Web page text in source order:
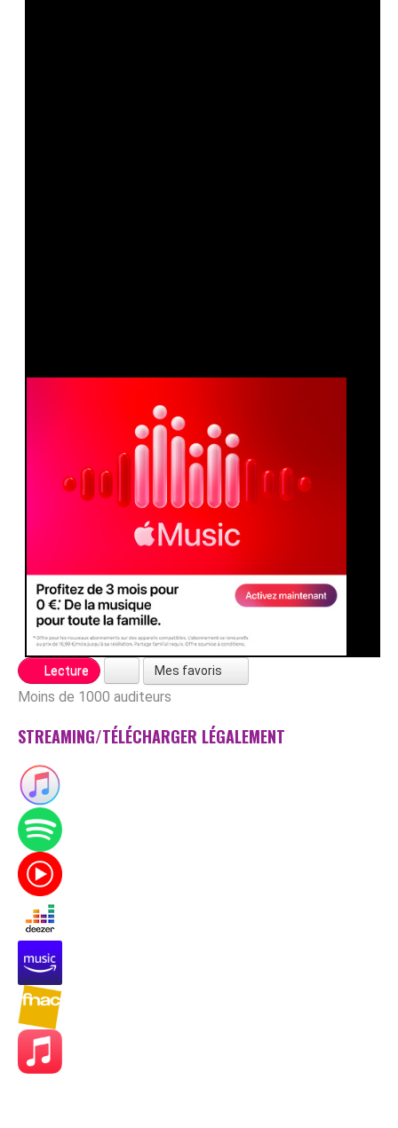
Lecture Mes favoris
Moins de 1000 auditeurs
STREAMING/TÉLÉCHARGER LÉGALEMENT